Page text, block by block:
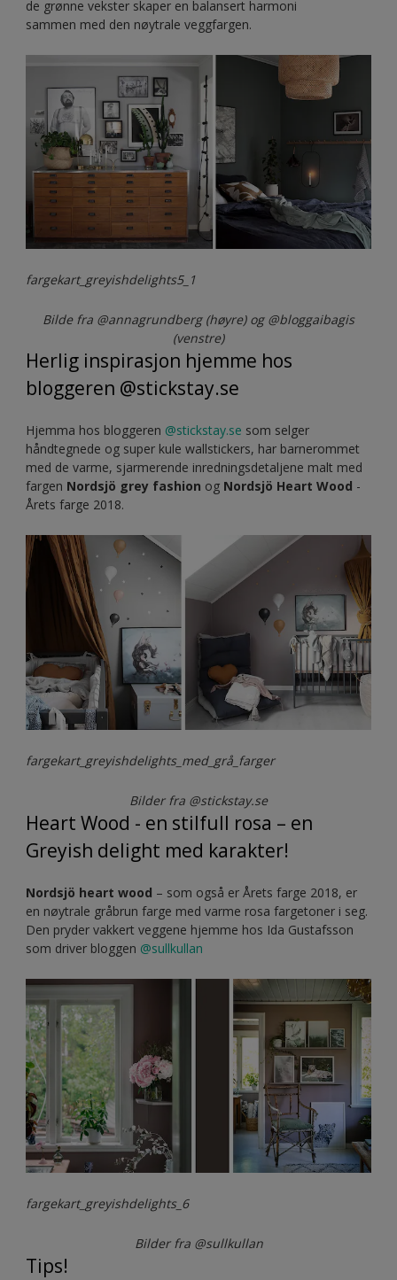
de grønne vekster skaper en balansert harmoni
sammen med den nøytrale veggfargen.
fargekart_greyishdelights5_1
Bilde fra @annagrundberg (høyre) og @bloggaibagis
(venstre)
Herlig inspirasjon hjemme hos
bloggeren @stickstay.se
Hjemma hos bloggeren @stickstay.se som selger
håndtegnede og super kule wallstickers, har barnerommet
med de varme, sjarmerende inredningsdetaljene malt med
fargen Nordsjö grey fashion og Nordsjö Heart Wood -
Årets farge 2018.
fargekart_greyishdelights_med_grå_farger
Bilder fra @stickstay.se
Heart Wood - en stilfull rosa – en
Greyish delight med karakter!
Nordsjö heart wood – som også er Årets farge 2018, er
en nøytrale gråbrun farge med varme rosa fargetoner i seg.
Den pryder vakkert veggene hjemme hos Ida Gustafsson
som driver bloggen @sullkullan
fargekart_greyishdelights_6
Bilder fra @sullkullan
Tips!